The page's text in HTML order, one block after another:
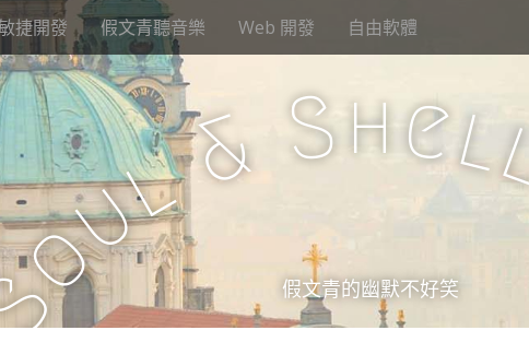
捷開發 假文青聽音樂 Web 開發 自由軟體
o
u
l& Shel
假文青的幽默不好笑